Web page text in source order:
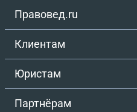
должен заявить ходатайство или - мне
Правовед.ru
Клиентам
Юристам
Партнёрам